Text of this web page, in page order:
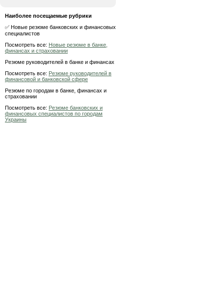
Наиболее посещаемые рубрики
✅ Новые резюме банковских и финансовых
специалистов
Посмотреть все: Новые резюме в банке,
финансах и страховании
Резюме руководителей в банке и финансах
Посмотреть все: Резюме руководителей в
финансовой и банковской сфере
Резюме по городам в банке, финансах и
страховании
Посмотреть все: Резюме банковских и
финансовых специалистов по городам
Украины